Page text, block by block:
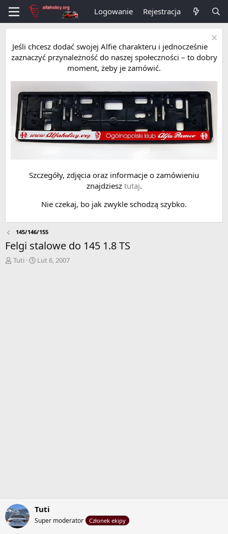
Logowanie Rejestracja
Jeśli chcesz dodać swojej Alfie charakteru i jednocześnie
zaznaczyć przynależność do naszej społeczności – to dobry
moment, żeby je zamówić.
Szczegóły, zdjęcia oraz informacje o zamówieniu
znajdziesz tutaj.
Nie czekaj, bo jak zwykle schodzą szybko.
145/146/155
Felgi stalowe do 145 1.8 TS
A
Tuti
DLut 6, 2007
Tuti
Super moderator Członek ekipy